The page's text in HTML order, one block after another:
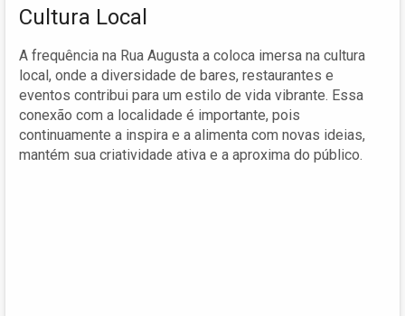
Cultura Local
A frequência na Rua Augusta a coloca imersa na cultura
local, onde a diversidade de bares, restaurantes e
eventos contribui para um estilo de vida vibrante. Essa
conexão com a localidade é importante, pois
continuamente a inspira e a alimenta com novas ideias,
mantém sua criatividade ativa e a aproxima do público.